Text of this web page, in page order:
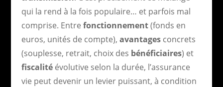
qui la rend à la fois populaire… et parfois mal
comprise. Entre fonctionnement(fonds en
euros, unités de compte), avantagesconcrets
(souplesse, retrait, choix des bénéficiaires) et
fiscalitéévolutive selon la durée, l’assurance
vie peut devenir un levier puissant, à condition